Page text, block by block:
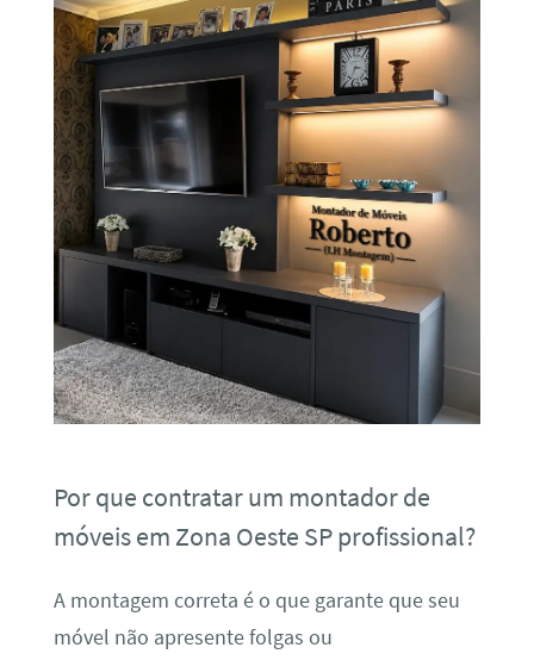
Por que contratar um montador de
móveis em Zona Oeste SP profissional?
A montagem correta é o que garante que seu
móvel não apresente folgas ou